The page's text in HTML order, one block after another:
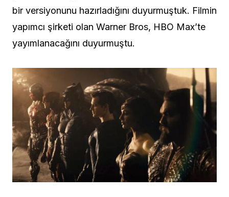
bir versiyonunu hazırladığını duyurmuştuk. Filmin
yapımcı şirketi olan Warner Bros, HBO Max’te
yayımlanacağını duyurmuştu.